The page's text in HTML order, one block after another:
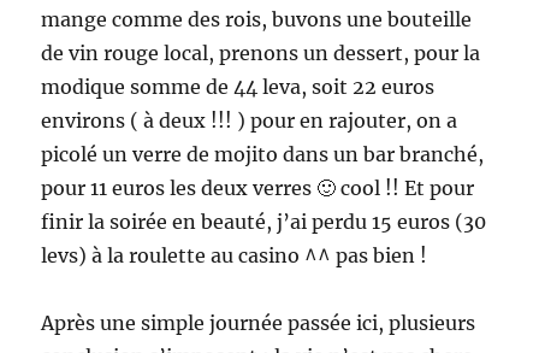
mange comme des rois, buvons une bouteille
de vin rouge local, prenons un dessert, pour la
modique somme de 44 leva, soit 22 euros
environs ( à deux !!! ) pour en rajouter, on a
picolé un verre de mojito dans un bar branché,
pour 11 euros les deux verres 🙂 cool !! Et pour
finir la soirée en beauté, j’ai perdu 15 euros (30
levs) à la roulette au casino ^^ pas bien !
Après une simple journée passée ici, plusieurs